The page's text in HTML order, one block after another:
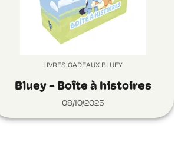
LIVRES CADEAUX BLUEY
Bluey - Boîte à histoires
08/10/2025